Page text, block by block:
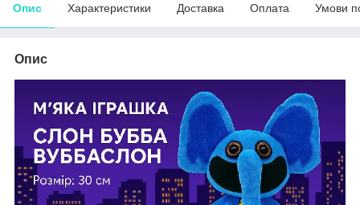
Опис Характеристики Доставка Оплата Умови
Опис